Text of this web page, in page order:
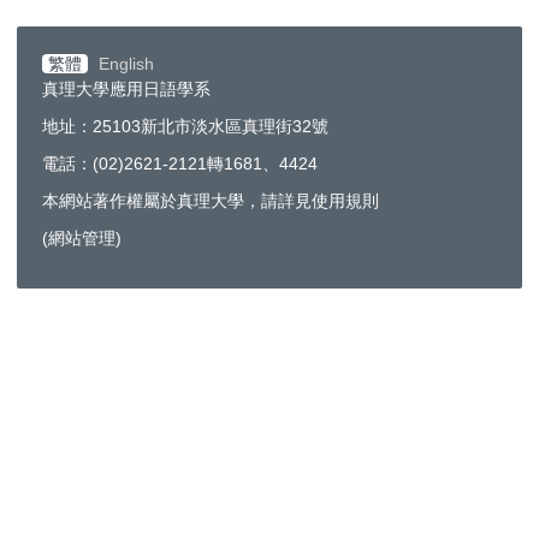
繁體
English
真理大學應用日語學系
地址：25103新北市淡水區真理街32號
電話：(02)2621-2121轉1681、4424
本網站著作權屬於真理大學，請詳見使用規則
(網站管理)